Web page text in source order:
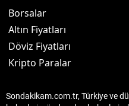
Borsalar
Altın Fiyatları
Döviz Fiyatları
Kripto Paralar
Sondakikam.com.tr, Türkiye ve